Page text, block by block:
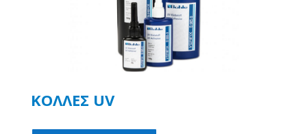
ΚΟΛΛΕΣ UV